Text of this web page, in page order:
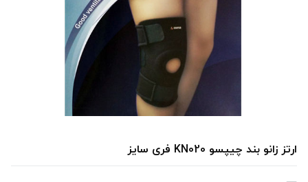
ارتز زانو بند چیپسو KN020 فری سایز